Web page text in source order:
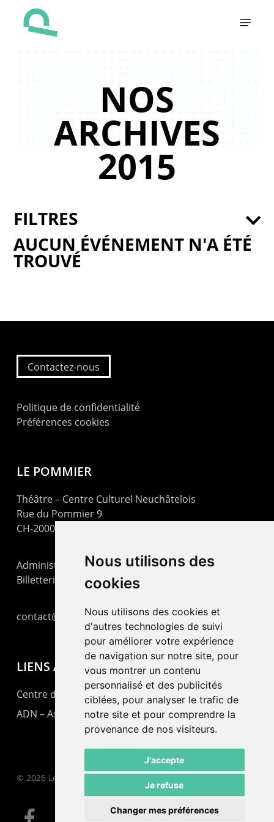
Nous utilisons des
cookies
Nous utilisons des cookies et
d'autres technologies de suivi
pour améliorer votre expérience
de navigation sur notre site, pour
vous montrer un contenu
personnalisé et des publicités
ciblées, pour analyser le trafic de
notre site et pour comprendre la
provenance de nos visiteurs.
J'accepte
Je refuse
Changer mes préférences
NOS
ARCHIVES
2015
AUCUN ÉVÉNEMENT N'A ÉTÉ
TROUVÉ
FILTRES
Contactez-nous
Politique de confidentialité
Préférences cookies
LE POMMIER
Théâtre – Centre Culturel Neuchâtelois
Rue du Pommier 9
CH-2000 Neuchâtel
Administration : +41 32 725 03 03
Billetterie : +41 32 725 05 05
contact@lepommier.ch
LIENS AMIS
Centre de culture ABC
ADN – Association Danse Neuchâtel
© 2026 Le Pommier.
facebook email